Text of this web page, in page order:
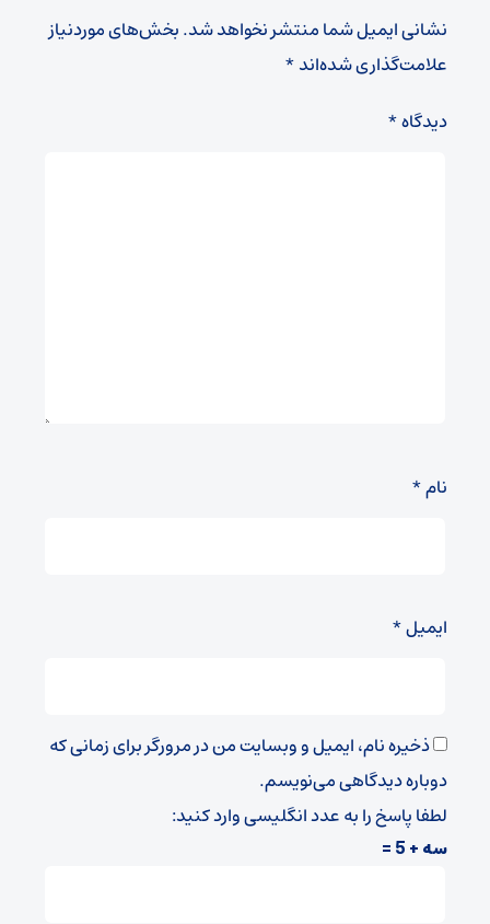
نشانی ایمیل شما منتشر نخواهد شد.بخش‌های موردنیاز
علامت‌گذاری شده‌اند*
دیدگاه*
نام*
ایمیل*
ذخیره نام، ایمیل و وبسایت من در مرورگر برای زمانی که
دوباره دیدگاهی می‌نویسم.
لطفا پاسخ را به عدد انگلیسی وارد کنید:
سه + 5 =